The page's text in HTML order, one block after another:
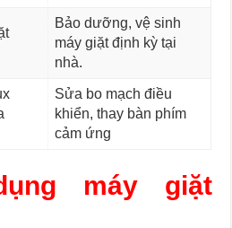
Bảo dưỡng, vệ sinh
máy giặt định kỳ tại
nhà.
Sửa bo mạch điều
khiển, thay bàn phím
cảm ứng
máy giặt